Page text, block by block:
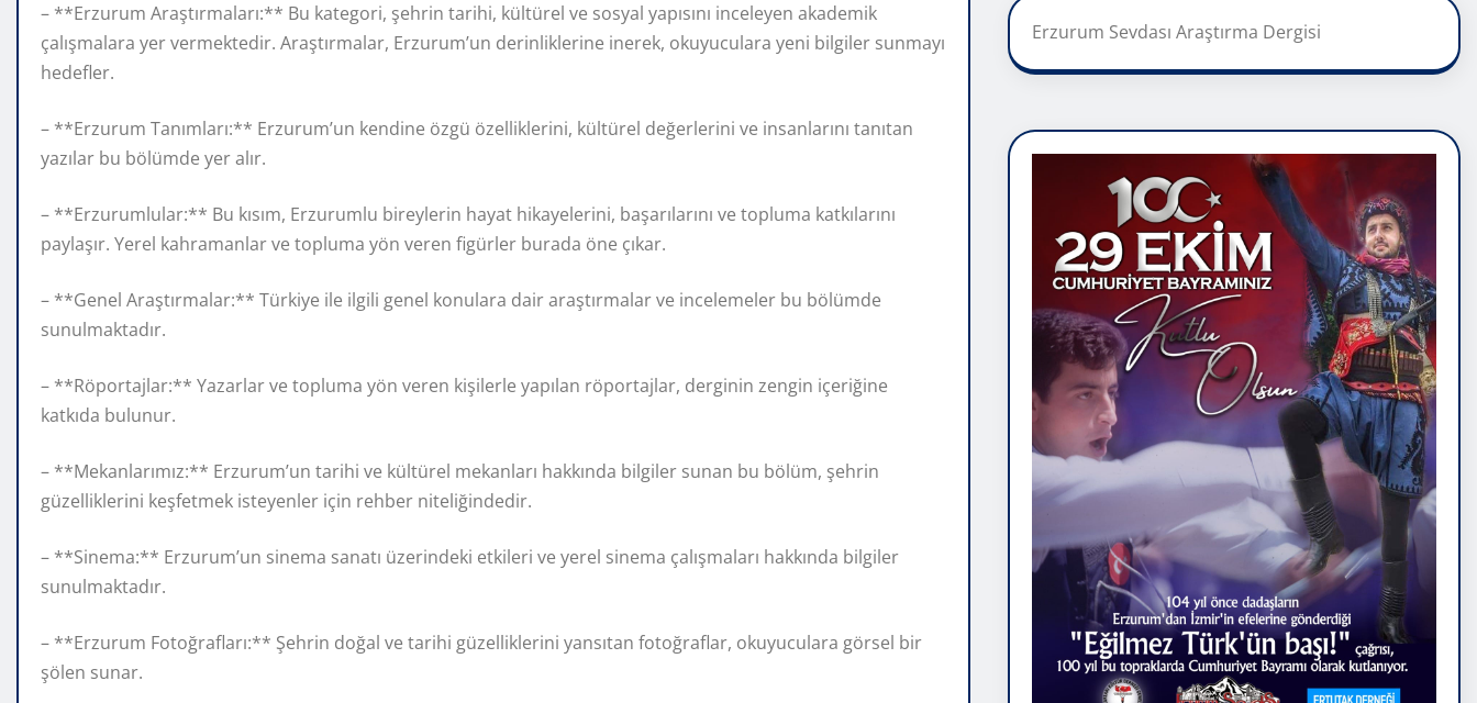
– **Erzurum Araştırmaları:** Bu kategori, şehrin tarihi, kültürel ve sosyal yapısını inceleyen akademik
çalışmalara yer vermektedir. Araştırmalar, Erzurum’un derinliklerine inerek, okuyuculara yeni bilgiler sunmayı
hedefler.
– **Erzurum Tanımları:** Erzurum’un kendine özgü özelliklerini, kültürel değerlerini ve insanlarını tanıtan
yazılar bu bölümde yer alır.
– **Erzurumlular:** Bu kısım, Erzurumlu bireylerin hayat hikayelerini, başarılarını ve topluma katkılarını
paylaşır. Yerel kahramanlar ve topluma yön veren figürler burada öne çıkar.
– **Genel Araştırmalar:** Türkiye ile ilgili genel konulara dair araştırmalar ve incelemeler bu bölümde
sunulmaktadır.
– **Röportajlar:** Yazarlar ve topluma yön veren kişilerle yapılan röportajlar, derginin zengin içeriğine
katkıda bulunur.
– **Mekanlarımız:** Erzurum’un tarihi ve kültürel mekanları hakkında bilgiler sunan bu bölüm, şehrin
güzelliklerini keşfetmek isteyenler için rehber niteliğindedir.
– **Sinema:** Erzurum’un sinema sanatı üzerindeki etkileri ve yerel sinema çalışmaları hakkında bilgiler
sunulmaktadır.
– **Erzurum Fotoğrafları:** Şehrin doğal ve tarihi güzelliklerini yansıtan fotoğraflar, okuyuculara görsel bir
şölen sunar.
Erzurum Sevdası Araştırma Dergisi